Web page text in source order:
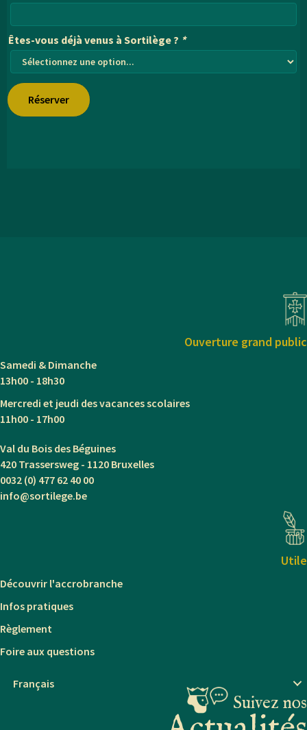
Êtes-vous déjà venus à Sortilège ? *
Réserver
Ouverture grand public
Samedi & Dimanche
13h00 - 18h30
Mercredi et jeudi des vacances scolaires
11h00 - 17h00
Val du Bois des Béguines
420 Trassersweg - 1120 Bruxelles
0032 (0) 477 62 40 00
info@sortilege.be
Utile
Découvrir l'accrobranche
Infos pratiques
Règlement
Foire aux questions
Français
Suivez nos